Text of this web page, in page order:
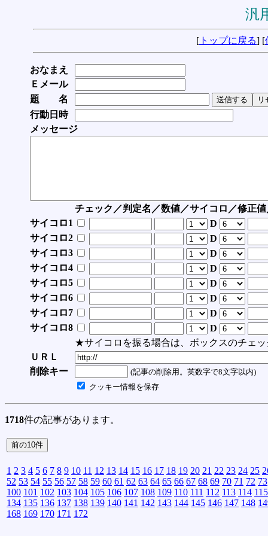
汎
[ トップに戻る] [
おなまえ
Ｅメール
題 名
行動日時
メッセージ
チェック／判定名／数値／サイコロ／修正
サイコロ1
D
サイコロ2
D
サイコロ3
D
サイコロ4
D
サイコロ5
D
サイコロ6
D
サイコロ7
D
サイコロ8
D
★サイコロを振る場合は、ボックスのチェッ
ＵＲＬ
削除キー
(記事の削除用。英数字で8文字以内)
クッキー情報を保存
1718件の記事があります。
1 2 3 4 5 6 7 8 9 10 11 12 13 14 15 16 17 18 19 20 21 22 23 24 25
52 53 54 55 56 57 58 59 60 61 62 63 64 65 66 67 68 69 70 71 72 73
100 101 102 103 104 105 106 107 108 109 110 111 112 113 114 115
134 135 136 137 138 139 140 141 142 143 144 145 146 147 148
168 169 170 171 172